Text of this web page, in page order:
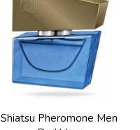
Shiatsu Pheromone Men